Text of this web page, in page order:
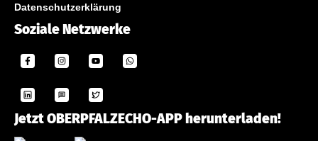
Datenschutzerklärung
Soziale Netzwerke
Jetzt OBERPFALZECHO-APP herunterladen!